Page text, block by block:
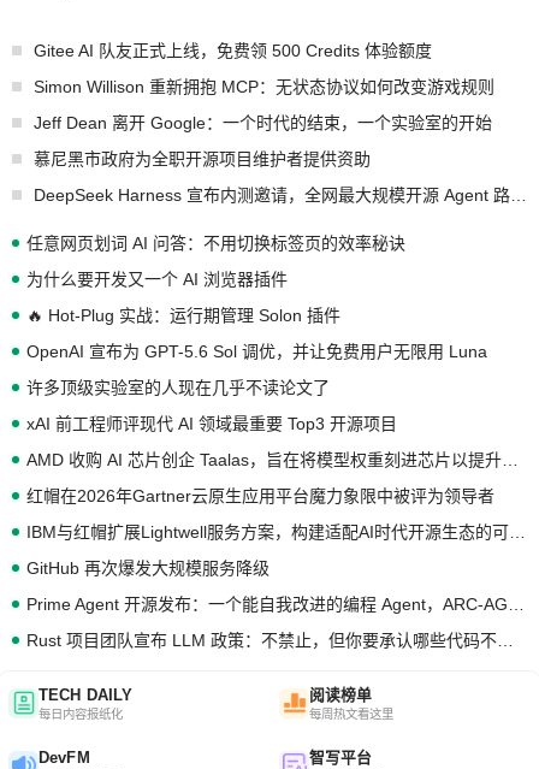
Gitee AI 队友正式上线，免费领 500 Credits 体验额度
Simon Willison 重新拥抱 MCP：无状态协议如何改变游戏规则
Jeff Dean 离开 Google：一个时代的结束，一个实验室的开始
慕尼黑市政府为全职开源项目维护者提供资助
任意网页划词 AI 问答：不用切换标签页的效率秘诀
为什么要开发又一个 AI 浏览器插件
🔥 Hot-Plug 实战：运行期管理 Solon 插件
OpenAI 宣布为 GPT-5.6 Sol 调优，并让免费用户无限用 Luna
许多顶级实验室的人现在几乎不读论文了
xAI 前工程师评现代 AI 领域最重要 Top3 开源项目
红帽在2026年Gartner云原生应用平台魔力象限中被评为领导者
GitHub 再次爆发大规模服务降级
TECH DAILY
每日内容报纸化
阅读榜单
每周热文看这里
DevFM 智写平台